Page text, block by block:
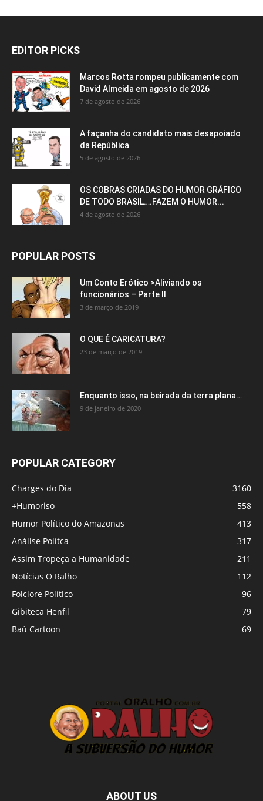
EDITOR PICKS
Marcos Rotta rompeu publicamente com
David Almeida em agosto de 2026
7 de agosto de 2026
A façanha do candidato mais desapoiado
da República
5 de agosto de 2026
OS COBRAS CRIADAS DO HUMOR GRÁFICO
DE TODO BRASIL….FAZEM O HUMOR...
4 de agosto de 2026
POPULAR POSTS
Um Conto Erótico >Aliviando os
funcionários – Parte II
3 de março de 2019
O QUE É CARICATURA?
23 de março de 2019
Enquanto isso, na beirada da terra plana…
9 de janeiro de 2020
POPULAR CATEGORY
Charges do Dia
3160
+Humoriso
558
Humor Político do Amazonas
413
Análise Polítca
317
Assim Tropeça a Humanidade
211
Notícias O Ralho
112
Folclore Político
96
Gibiteca Henfil
79
Baú Cartoon
69
ABOUT US